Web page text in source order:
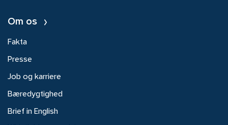
Om os
Fakta
Presse
Job og karriere
Bæredygtighed
Brief in English